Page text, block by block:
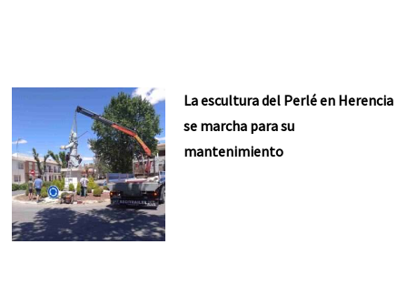
La escultura del Perlé en Herencia
se marcha para su
mantenimiento